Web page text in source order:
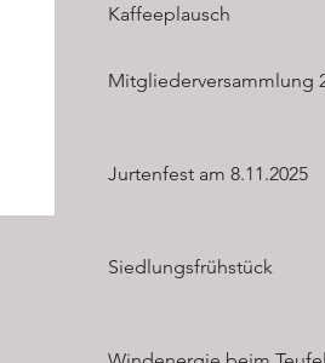
Kaffeeplausch
Mitgliederversammlung
Jurtenfest am 8.11.2025
Siedlungsfrühstück